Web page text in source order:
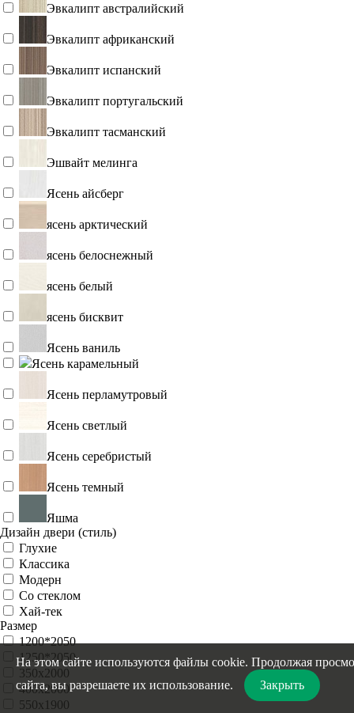
Эвкалипт австралийский
Эвкалипт африканский
Эвкалипт испанский
Эвкалипт португальский
Эвкалипт тасманский
Эшвайт мелинга
Ясень айсберг
ясень арктический
ясень белоснежный
ясень белый
ясень бисквит
Ясень ваниль
Ясень карамельный
Ясень перламутровый
Ясень светлый
Ясень серебристый
Ясень темный
Яшма
Дизайн двери (стиль)
Глухие
Классика
Модерн
Со стеклом
Хай-тек
Размер
1200*2050
1250*2050
350х2000
400х2000
550х1900
На этом сайте используются файлы cookie. Продолжая
сайта, вы разрешаете их использование.
Закрыть